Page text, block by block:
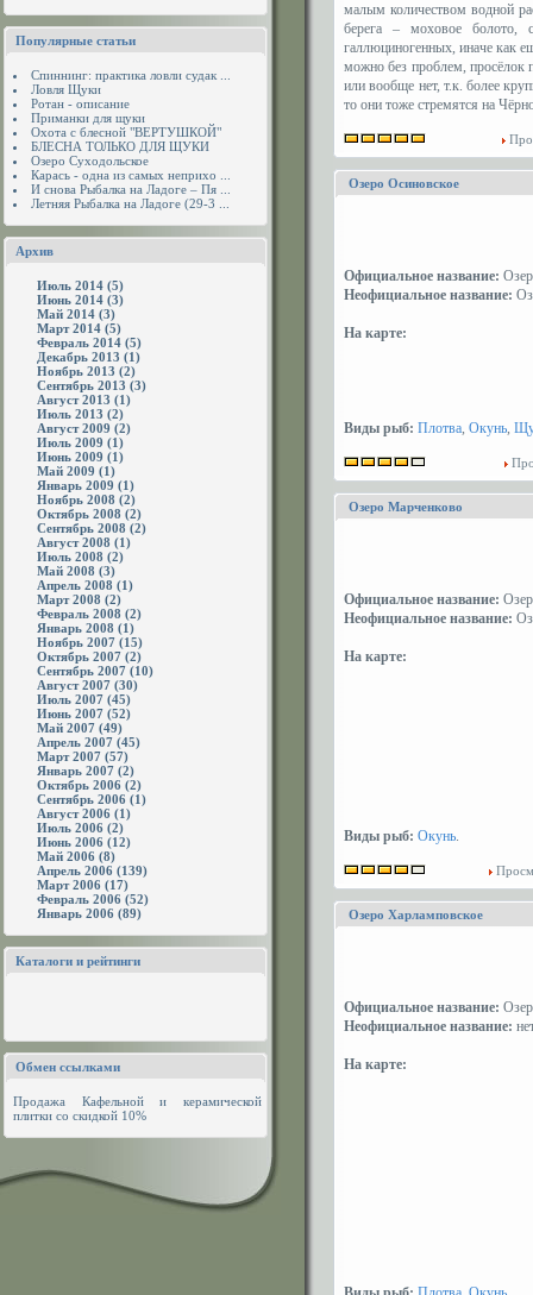
Популярные статьи
Спиннинг: практика ловли судак ...
Ловля Щуки
Ротан - описание
Приманки для щуки
Охота с блесной "ВЕРТУШКОЙ"
БЛЕСНА ТОЛЬКО ДЛЯ ЩУКИ
Озеро Суходольское
Карась - одна из самых неприхо ...
И снова Рыбалка на Ладоге – Пя ...
Летняя Рыбалка на Ладоге (29-3 ...
Архив
Июль 2014 (5)
Июнь 2014 (3)
Май 2014 (3)
Март 2014 (5)
Февраль 2014 (5)
Декабрь 2013 (1)
Ноябрь 2013 (2)
Сентябрь 2013 (3)
Август 2013 (1)
Июль 2013 (2)
Август 2009 (2)
Июль 2009 (1)
Июнь 2009 (1)
Май 2009 (1)
Январь 2009 (1)
Ноябрь 2008 (2)
Октябрь 2008 (2)
Сентябрь 2008 (2)
Август 2008 (1)
Июль 2008 (2)
Май 2008 (3)
Апрель 2008 (1)
Март 2008 (2)
Февраль 2008 (2)
Январь 2008 (1)
Ноябрь 2007 (15)
Октябрь 2007 (2)
Сентябрь 2007 (10)
Август 2007 (30)
Июль 2007 (45)
Июнь 2007 (52)
Май 2007 (49)
Апрель 2007 (45)
Март 2007 (57)
Январь 2007 (2)
Октябрь 2006 (2)
Сентябрь 2006 (1)
Август 2006 (1)
Июль 2006 (2)
Июнь 2006 (12)
Май 2006 (8)
Апрель 2006 (139)
Март 2006 (17)
Февраль 2006 (52)
Январь 2006 (89)
Каталоги и рейтинги
Обмен ссылками
Продажа Кафельной и керамической
плитки со скидкой 10%
малым количеством водной
берега – моховое болото,
галлюциногенных, иначе как
можно без проблем, просёлок
или вообще нет, т.к. более
то они тоже стремятся на
Озеро Осиновское
Официальное название:
Неофициальное название:
На карте:
Виды рыб: Плотва, Окунь,
Озеро Марченково
Официальное название:
Неофициальное название:
На карте:
Виды рыб: Окунь.
Озеро Харламповское
Официальное название:
Неофициальное название:
На карте: